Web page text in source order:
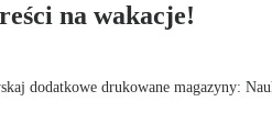
na wakacje!
dodatkowe drukowane magazyny: